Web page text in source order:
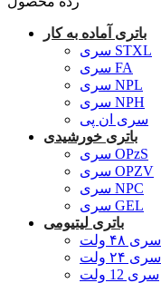
باتری آماده به کار
سری STXL
سری FA
سری NPL
سری NPH
سری ان پی
باتری خورشیدی
سری OPzS
سری OPZV
سری NPC
سری GEL
باتری لیتیومی
سری ۴۸ ولت
سری ۲۴ ولت
سری 12 ولت